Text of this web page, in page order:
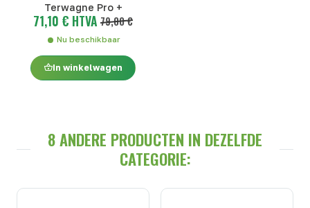
Terwagne Pro +
71,10 € HTVA 79,00 €
Nu beschikbaar
In winkelwagen
8 ANDERE PRODUCTEN IN DEZELFDE
CATEGORIE: